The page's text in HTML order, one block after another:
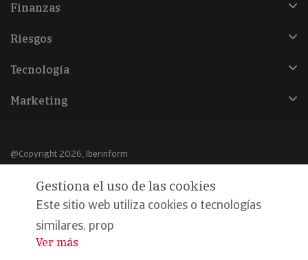
Finanzas
Riesgos
Tecnología
Marketing
@Copyright 2026, Iberinform
Aviso legal
Política de cookies
Declaración de privacidad
Gestiona el uso de las cookies
Este sitio web utiliza cookies o tecnologías
similares, prop
...
Ver más